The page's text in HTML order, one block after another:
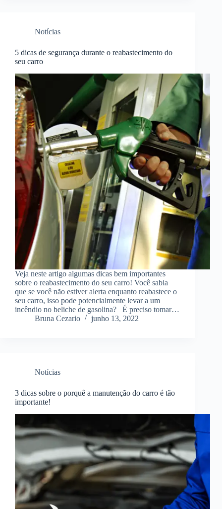
Notícias
5 dicas de segurança durante o reabastecimento do
seu carro
Veja neste artigo algumas dicas bem importantes
sobre o reabastecimento do seu carro! Você sabia
que se você não estiver alerta enquanto reabastece o
seu carro, isso pode potencialmente levar a um
incêndio no beliche de gasolina? É preciso tomar…
Bruna Cezario
junho 13, 2022
Notícias
3 dicas sobre o porquê a manutenção do carro é tão
importante!